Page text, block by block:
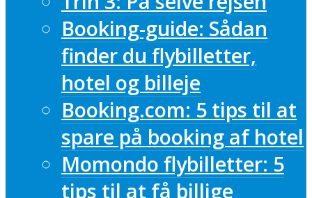
Booking-guide: Sådan
finder du flybilletter,
hotel og billeje
Booking.com: 5 tips til at
spare på booking af hotel
Momondo flybilletter: 5
tips til at få billige